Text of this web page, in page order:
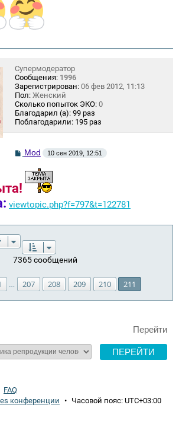
Супермодератор
Сообщения: 1996
Зарегистрирован: 06 фев 2012, 11:13
Пол: Женский
Сколько попыток ЭКО: 0
Благодарил (а): 99 раз
Поблагодарили: 195 раз
С
щ
е
н
и
Mod 10 сен 2019, 12:51
viewtopic.php?f=797&t=122781
7365 сообщений
211 из211
… 207 208 209 210 211
Перейти
FAQ
конференции • Часовой пояс: UTC+03:00